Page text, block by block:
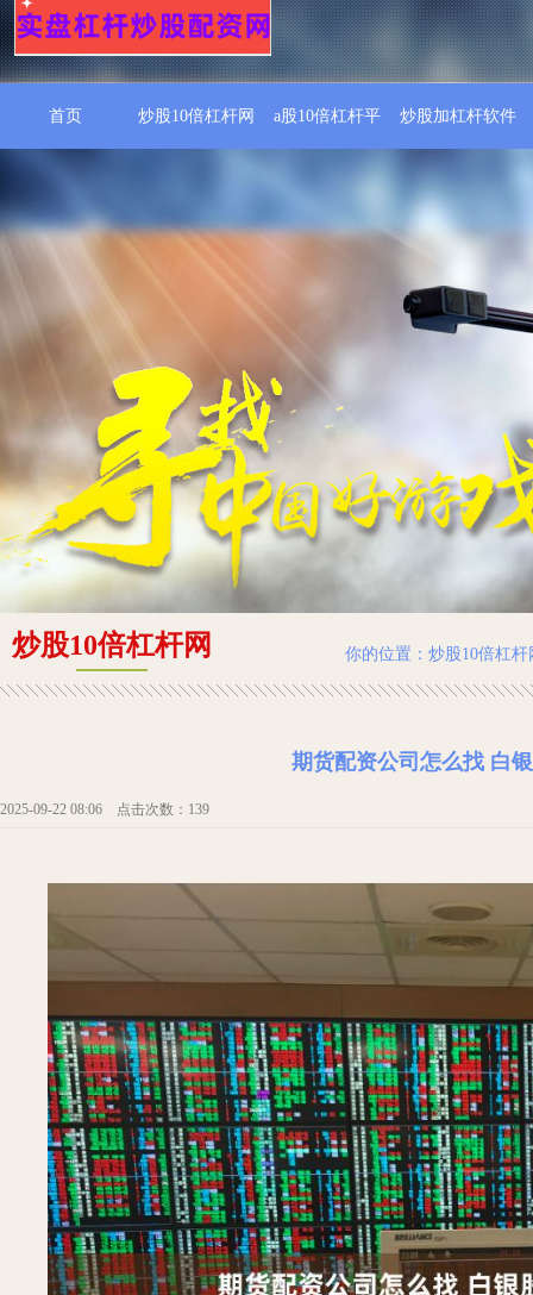
首页 炒股10倍杠杆网 a股10倍杠杆平 炒股加杠杆软件
炒股10倍杠杆网 你的位置： 炒股10倍杠杆
期货配资公司怎么找 白
2025-09-22 08:06 点击次数：139